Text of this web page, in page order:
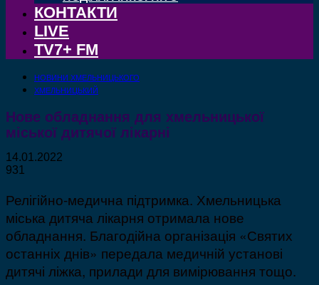
КОНТАКТИ
LIVE
TV7+ FM
НОВИНИ ХМЕЛЬНИЦЬКОГО
ХМЕЛЬНИЦЬКИЙ
Нове обладнання для хмельницької
міської дитячої лікарні
14.01.2022
931
Релігійно-медична підтримка. Хмельницька
міська дитяча лікарня отримала нове
обладнання. Благодійна організація «Святих
останніх днів» передала медичній установі
дитячі ліжка, прилади для вимірювання тощо.